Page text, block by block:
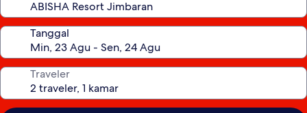
Tanggal
Traveler